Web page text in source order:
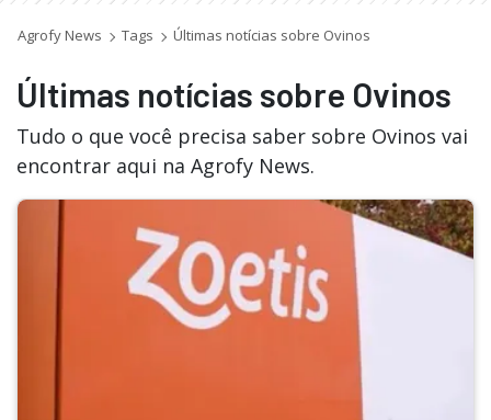
Agrofy News Tags Últimas notícias sobre Ovinos
Últimas notícias sobre Ovinos
Tudo o que você precisa saber sobre Ovinos vai
encontrar aqui na Agrofy News.